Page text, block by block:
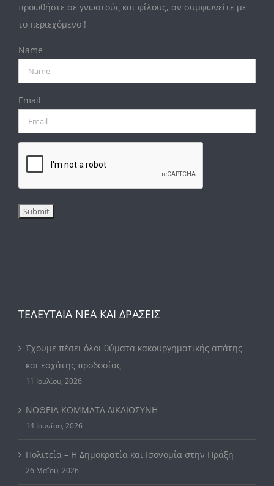
προωθήστε σε γνωστούς και φίλους, αν συμφωνείτε με
το περιεχόμενο !
Name
Email
ΤΕΛΕΥΤΑΙΑ ΝΕΑ ΚΑΙ ΔΡΑΣΕΙΣ
Έχουμε πέσει όλοι θύματα κακουργηματικής απάτης
και εσχάτης προδοσίας
11 Ιουλίου, 2026
ΝΟΘΕΙΑ ΚΟΜΜΑΤΑ ΔΙΚΑΙΟΣΥΝΗ
14 Ιουνίου, 2026
Πολιτεία – Η Δημοκρατία και Ισονομία στην Πράξη
26 Μαΐου, 2026